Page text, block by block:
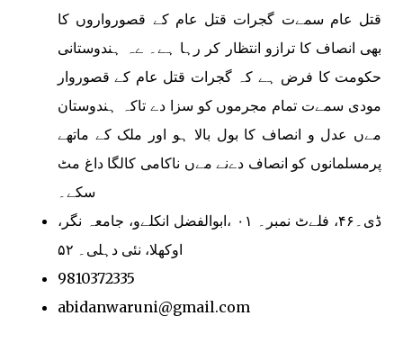
قتل عام سمےت گجرات قتل عام کے قصورواروں کا
بھی انصاف کا ترازو انتظار کر رہا ہے۔ ےہ ہندوستانی
حکومت کا فرض ہے کہ گجرات قتل عام کے قصوروار
مودی سمےت تمام مجرموں کو سزا دے تاکہ ہندوستان
مےں عدل و انصاف کا بول بالا ہو اور ملک کے ماتھے
پرمسلمانوں کو انصاف دےنے مےں ناکامی کالگا داغ مٹ
سکے۔
ڈی۔۴۶، فلےٹ نمبر۔ ۰۱ ،ابوالفضل انکلےو، جامعہ نگر،
اوکھلا، نئی دہلی۔ ۵۲
9810372335
abidanwaruni@gmail.com